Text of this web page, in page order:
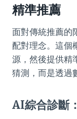
精準推薦
面對傳統推薦的
配對理念。這個
源，然後提供精
猜測，而是透過
AI綜合診斷